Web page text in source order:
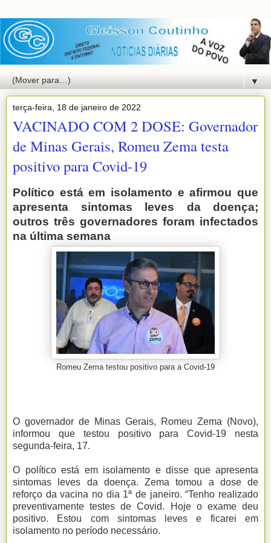
▼
terça-feira, 18 de janeiro de 2022
VACINADO COM 2 DOSE: Governador
de Minas Gerais, Romeu Zema testa
positivo para Covid-19
Político está em isolamento e afirmou que
apresenta sintomas leves da doença;
outros três governadores foram infectados
na última semana
Romeu Zema testou positivo para a Covid-19
O governador de Minas Gerais, Romeu Zema (Novo),
informou que testou positivo para Covid-19 nesta
segunda-feira, 17.
O político está em isolamento e disse que apresenta
sintomas leves da doença. Zema tomou a dose de
reforço da vacina no dia 1ª de janeiro. “Tenho realizado
preventivamente testes de Covid. Hoje o exame deu
positivo. Estou com sintomas leves e ficarei em
isolamento no período necessário.